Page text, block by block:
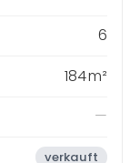
6
184 m²
verkauft